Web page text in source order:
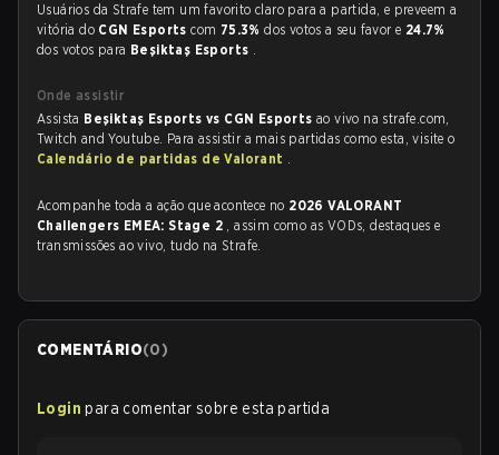
Usuários da Strafe tem um favorito claro para a partida, e preveem a
vitória do CGN Esportscom 75.3%dos votos a seu favor e 24.7%
dos votos para Beşiktaş Esports .
Onde assistir
Assista Beşiktaş Esports vs CGN Esportsao vivo na strafe.com,
Twitch and Youtube. Para assistir a mais partidas como esta, visite o
Calendário de partidas de Valorant .
Acompanhe toda a ação que acontece no 2026 VALORANT
Challengers EMEA: Stage 2 , assim como as VODs, destaques e
transmissões ao vivo, tudo na Strafe.
COMENTÁRIO(0)
Login para comentar sobre esta partida